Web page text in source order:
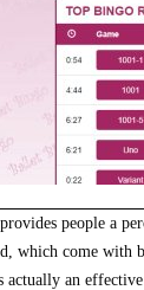
people a
which come with
actually an